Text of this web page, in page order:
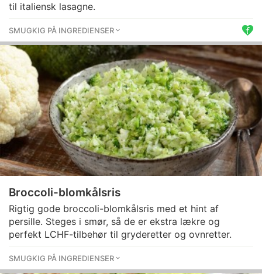
til italiensk lasagne.
SMUGKIG PÅ INGREDIENSER
Broccoli-blomkålsris
Rigtig gode broccoli-blomkålsris med et hint af
persille. Steges i smør, så de er ekstra lækre og
perfekt LCHF-tilbehør til gryderetter og ovnretter.
SMUGKIG PÅ INGREDIENSER